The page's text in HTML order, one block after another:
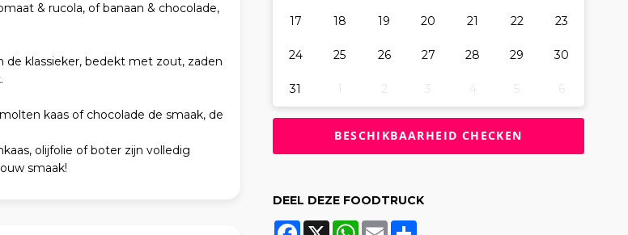
& rucola, of banaan & chocolade,
de klassieker, bedekt met zout, zaden
kaas of chocolade de smaak, de
olijfolie of boter zijn volledig
smaak!
17 18 19 20 21 22 23
24 25 26 27 28 29 30
31
DEEL DEZE FOODTRUCK
Facebook
X WhatsApp
EmailShare